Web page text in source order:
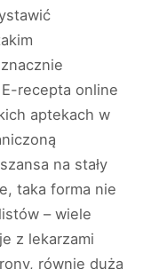
recepta online
aptekach w
na stały
taka forma nie
– wiele
z lekarzami
równie dużą